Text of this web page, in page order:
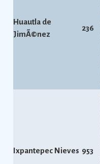
Huautla de
JimÃ©nez
236
Ixpantepec Nieves 953